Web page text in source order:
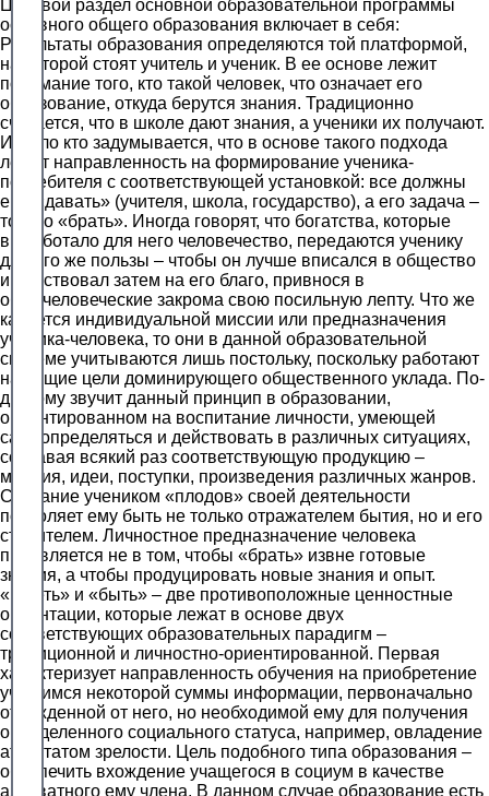
Целевой раздел основной образовательной программы
основного общего образования включает в себя:
Результаты образования определяются той платформой,
на которой стоят учитель и ученик. В ее основе лежит
понимание того, кто такой человек, что означает его
образование, откуда берутся знания. Традиционно
считается, что в школе дают знания, а ученики их получают.
И мало кто задумывается, что в основе такого подхода
лежит направленность на формирование ученика-
потребителя с соответствующей установкой: все должны
ему «давать» (учителя, школа, государство), а его задача –
только «брать». Иногда говорят, что богатства, которые
выработало для него человечество, передаются ученику
для его же пользы – чтобы он лучше вписался в общество
и действовал затем на его благо, привнося в
общечеловеческие закрома свою посильную лепту. Что же
касается индивидуальной миссии или предназначения
ученика-человека, то они в данной образовательной
системе учитываются лишь постольку, поскольку работают
на общие цели доминирующего общественного уклада. По-
другому звучит данный принцип в образовании,
ориентированном на воспитание личности, умеющей
самоопределяться и действовать в различных ситуациях,
создавая всякий раз соответствующую продукцию –
мнения, идеи, поступки, произведения различных жанров.
Создание учеником «плодов» своей деятельности
позволяет ему быть не только отражателем бытия, но и его
строителем. Личностное предназначение человека
проявляется не в том, чтобы «брать» извне готовые
знания, а чтобы продуцировать новые знания и опыт.
«Иметь» и «быть» – две противоположные ценностные
ориентации, которые лежат в основе двух
соответствующих образовательных парадигм –
традиционной и личностно-ориентированной. Первая
характеризует направленность обучения на приобретение
учащимся некоторой суммы информации, первоначально
отчужденной от него, но необходимой ему для получения
определенного социального статуса, например, овладение
аттестатом зрелости. Цель подобного типа образования –
обеспечить вхождение учащегося в социум в качестве
адекватного ему члена. В данном случае образование есть